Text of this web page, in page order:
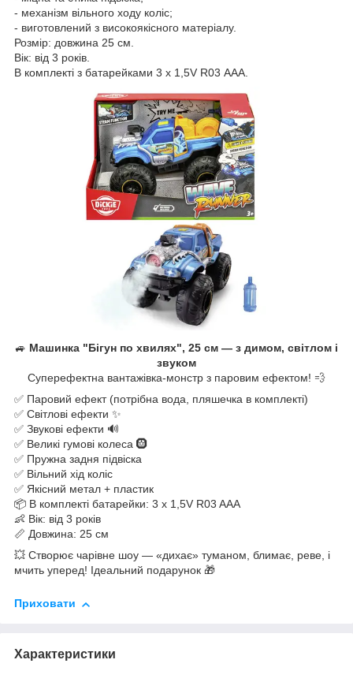
- механізм вільного ходу коліс;
- виготовлений з високоякісного матеріалу.
Розмір: довжина 25 см.
Вік: від 3 років.
В комплекті з батарейками 3 x 1,5V R03 ААА.
🚙 Машинка "Бігун по хвилях", 25 см — з димом, світлом і
звуком
Суперефектна вантажівка-монстр з паровим ефектом! 💨
✅ Паровий ефект (потрібна вода, пляшечка в комплекті)
✅ Світлові ефекти ✨
✅ Звукові ефекти 🔊
✅ Великі гумові колеса 🛞
✅ Пружна задня підвіска
✅ Вільний хід коліс
✅ Якісний метал + пластик
📦 В комплекті батарейки: 3 x 1,5V R03 AAA
👶 Вік: від 3 років
📏 Довжина: 25 см
💥 Створює чарівне шоу — «дихає» туманом, блимає, реве, і
мчить уперед! Ідеальний подарунок 🎁
Приховати
Характеристики